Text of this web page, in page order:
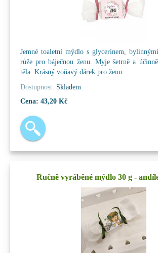
Jemné toaletní mýdlo s glycerinem,
růže pro báječnou ženu. Myje šetrně a
těla. Krásný voňavý dárek pro ženu.
Dostupnost: Skladem
Cena: 43,20 Kč
Ručně vyráběné mýdlo 30 g -